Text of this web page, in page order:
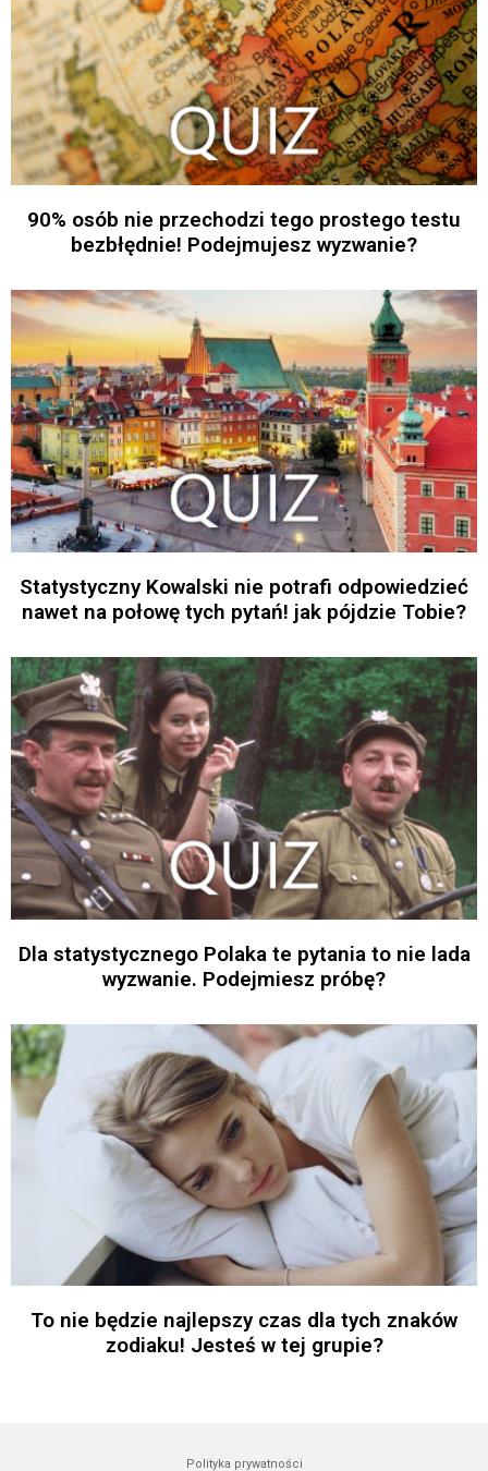
90% osób nie przechodzi tego prostego testu
bezbłędnie! Podejmujesz wyzwanie?
Statystyczny Kowalski nie potrafi odpowiedzieć
nawet na połowę tych pytań! jak pójdzie Tobie?
Dla statystycznego Polaka te pytania to nie lada
wyzwanie. Podejmiesz próbę?
To nie będzie najlepszy czas dla tych znaków
zodiaku! Jesteś w tej grupie?
Polityka prywatności